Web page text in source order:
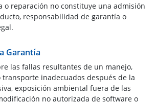
o reparación no constituye una admisión
responsabilidad de garantía o
Garantía
las fallas resultantes de un manejo,
inadecuados después de la
exposición ambiental fuera de las
no autorizada de software o